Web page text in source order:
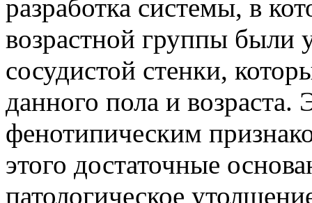
разработка системы, в
возрастной группы были
сосудистой стенки,
данного пола и
фенотипическим
этого достаточные
патологическое